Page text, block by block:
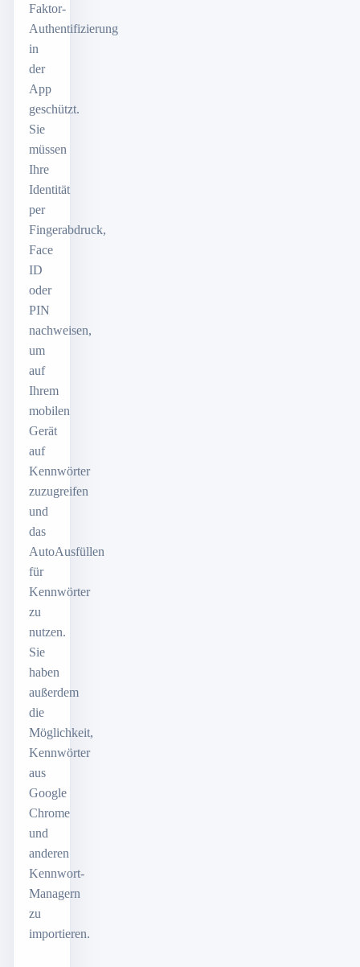
Faktor-
Authentifizierung
in
der
App
geschützt.
Sie
müssen
Ihre
Identität
per
Fingerabdruck,
Face
ID
oder
PIN
nachweisen,
um
auf
Ihrem
mobilen
Gerät
auf
Kennwörter
zuzugreifen
und
das
AutoAusfüllen
für
Kennwörter
zu
nutzen.
Sie
haben
außerdem
die
Möglichkeit,
Kennwörter
aus
Google
Chrome
und
anderen
Kennwort-
Managern
zu
importieren.